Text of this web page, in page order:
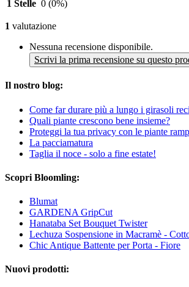
1 Stelle 0 (0%)
1 valutazione
Nessuna recensione disponibile.
Scrivi la prima recensione su questo
Il nostro blog:
Come far durare più a lungo i girasoli
Quali piante crescono bene insieme?
Proteggi la tua privacy con le piante
La pacciamatura
Taglia il noce - solo a fine estate!
Scopri Bloomling:
Blumat
GARDENA GripCut
Hanataba Set Bouquet Twister
Lechuza Sospensione in Macramè -
Chic Antique Battente per Porta - Fiore
Nuovi prodotti: